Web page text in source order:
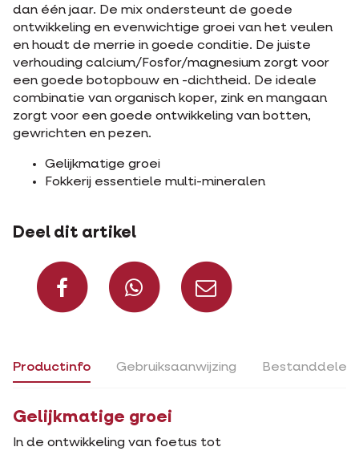
dan één jaar. De mix ondersteunt de goede
ontwikkeling en evenwichtige groei van het veulen
en houdt de merrie in goede conditie. De juiste
verhouding calcium/Fosfor/magnesium zorgt voor
een goede botopbouw en -dichtheid. De ideale
combinatie van organisch koper, zink en mangaan
zorgt voor een goede ontwikkeling van botten,
gewrichten en pezen.
Gelijkmatige groei
Fokkerij essentiele multi-mineralen
Deel dit artikel
Deel op Facebook
Deel via
Productinfo Gebruiksaanwijzing Bestanddelen
Gelijkmatige groei
In de ontwikkeling van foetus tot